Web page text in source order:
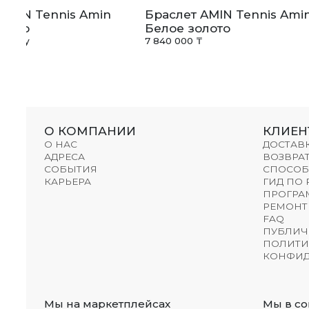
Tennis Amin
Браслет AMIN Tennis
Белое золото
7 840 000 ₸
О КОМПАНИИ
О НАС
АДРЕСА
СОБЫТИЯ
КАРЬЕРА
ГИД ПО
FAQ
Мы на маркетплейсах Мы в